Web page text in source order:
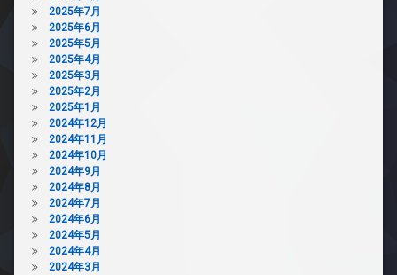
2025年7月
2025年6月
2025年5月
2025年4月
2025年3月
2025年2月
2025年1月
2024年12月
2024年11月
2024年10月
2024年9月
2024年8月
2024年7月
2024年6月
2024年5月
2024年4月
2024年3月